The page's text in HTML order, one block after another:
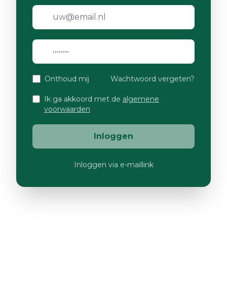
Onthoud mij Wachtwoord vergeten?
Ik ga akkoord met de algemene
voorwaarden
Inloggen
Inloggen via e-maillink